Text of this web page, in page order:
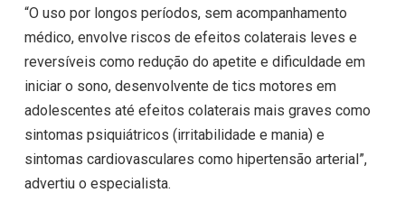
“O uso por longos períodos, sem acompanhamento
médico, envolve riscos de efeitos colaterais leves e
reversíveis como redução do apetite e dificuldade em
iniciar o sono, desenvolvente de tics motores em
adolescentes até efeitos colaterais mais graves como
sintomas psiquiátricos (irritabilidade e mania) e
sintomas cardiovasculares como hipertensão arterial”,
advertiu o especialista.